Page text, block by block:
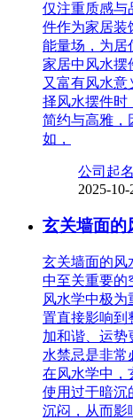
仅注重质感与
件作为家居装
能量场，为居
家居中风水摆
又富有风水
择风水摆件时
简约与高雅，
如，
公司起名
2025-10-
玄关墙面的
玄关墙面的风
中至关重要的
风水学中极
置直接影响到
加和谐、运势
水禁忌是非常
在风水学中，
使用过于暗沉
沉闷，从而影